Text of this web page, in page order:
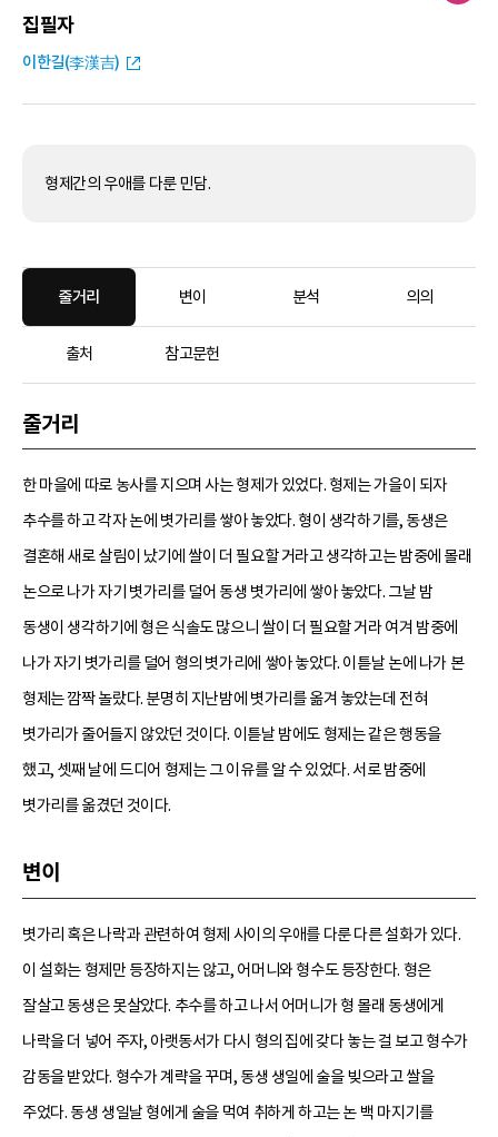
집필자
이한길(李漢吉)
형제간의 우애를 다룬 민담.
줄거리 변이 분석 의의
출처 참고문헌
줄거리
한 마을에 따로 농사를 지으며 사는 형제가 있었다. 형제는 가을이 되자
추수를 하고 각자 논에 볏가리를 쌓아 놓았다. 형이 생각하기를, 동생은
결혼해 새로 살림이 났기에 쌀이 더 필요할 거라고 생각하고는 밤중에 몰래
논으로 나가 자기 볏가리를 덜어 동생 볏가리에 쌓아 놓았다. 그날 밤
동생이 생각하기에 형은 식솔도 많으니 쌀이 더 필요할 거라 여겨 밤중에
나가 자기 볏가리를 덜어 형의 볏가리에 쌓아 놓았다. 이튿날 논에 나가 본
형제는 깜짝 놀랐다. 분명히 지난밤에 볏가리를 옮겨 놓았는데 전혀
볏가리가 줄어들지 않았던 것이다. 이튿날 밤에도 형제는 같은 행동을
했고, 셋째 날에 드디어 형제는 그 이유를 알 수 있었다. 서로 밤중에
볏가리를 옮겼던 것이다.
변이
볏가리 혹은 나락과 관련하여 형제 사이의 우애를 다룬 다른 설화가 있다.
이 설화는 형제만 등장하지는 않고, 어머니와 형수도 등장한다. 형은
잘살고 동생은 못살았다. 추수를 하고 나서 어머니가 형 몰래 동생에게
나락을 더 넣어 주자, 아랫동서가 다시 형의 집에 갖다 놓는 걸 보고 형수가
감동을 받았다. 형수가 계략을 꾸며, 동생 생일에 술을 빚으라고 쌀을
주었다. 동생 생일날 형에게 술을 먹여 취하게 하고는 논 백 마지기를